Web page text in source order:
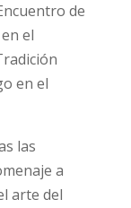
de
el
en el
las
a
arte del